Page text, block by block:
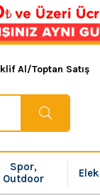
Al/Toptan Satış
Spor,
Outdoor